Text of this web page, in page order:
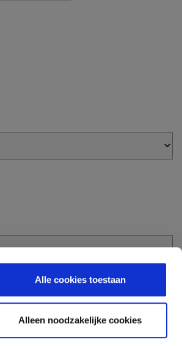
Alle cookies toestaan
Alleen noodzakelijke cookies